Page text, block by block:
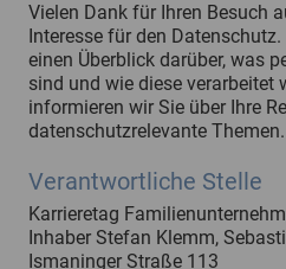
Vielen Dank für Ihren Besuch
Interesse für den
einen Überblick darüber, was
sind und wie diese verarbeitet
informieren wir Sie über Ihre
datenschutzrelevante Themen.
Verantwortliche Stelle
Karrieretag
Inhaber Stefan Klemm,
Ismaninger Straße 113